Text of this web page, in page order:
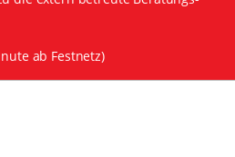
ab Festnetz)